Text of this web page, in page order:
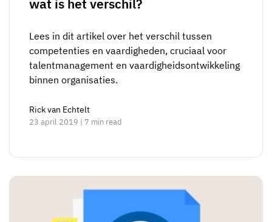
wat is het verschil?
Lees in dit artikel over het verschil tussen
competenties en vaardigheden, cruciaal voor
talentmanagement en vaardigheidsontwikkeling
binnen organisaties.
Rick van Echtelt
23 april 2019 | 7 min read